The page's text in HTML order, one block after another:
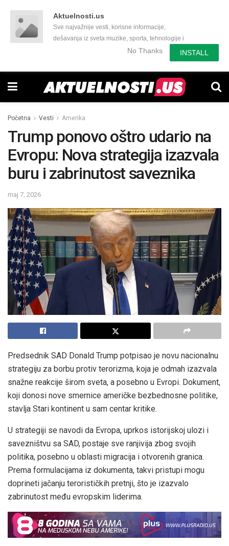
Aktuelnosti.us
Sve najvažnije vesti, korisne informacije,
dešavanja iz sveta muzike, sporta, tehnologije i
još mnogo toga zanimljivog.No Thanks INSTALL
Početna Vesti Amerika
Trump ponovo oštro udario na
Evropu: Nova strategija izazvala
buru i zabrinutost saveznika
maj 7, 2026
Predsednik SAD Donald Trump potpisao je novu nacionalnu
strategiju za borbu protiv terorizma, koja je odmah izazvala
snažne reakcije širom sveta, a posebno u Evropi. Dokument,
koji donosi nove smernice američke bezbednosne politike,
stavlja Stari kontinent u sam centar kritike.
U strategiji se navodi da Evropa, uprkos istorijskoj ulozi i
savezništvu sa SAD, postaje sve ranjivija zbog svojih
politika, posebno u oblasti migracija i otvorenih granica.
Prema formulacijama iz dokumenta, takvi pristupi mogu
doprineti jačanju terorističkih pretnji, što je izazvalo
zabrinutost među evropskim liderima.